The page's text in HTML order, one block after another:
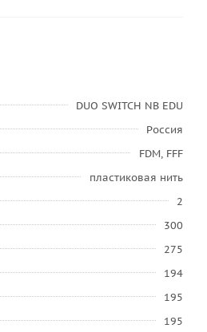
DUO SWITCH NB EDU
Россия
FDM, FFF
пластиковая нить
2
300
275
194
195
195